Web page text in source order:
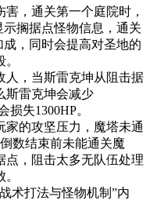
，通关第一个庭院时，
搁据点怪物信息，通关
，同时会提高对圣地的
人，当斯雷克坤从阻击据
斯雷克坤会减少
损失1300HP。
家的攻坚压力，魔塔未通
数结束前未能通关魔
点，阻击太多无队伍处理
术打法与怪物机制”内